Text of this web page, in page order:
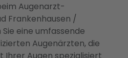
Augenarzt-
Frankenhausen /
eine umfassende
Augenärzten, die